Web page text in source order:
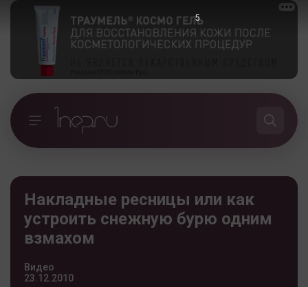
Накладные ресницы или как
устроить снежную бурю одним
взмахом
Видео
23.12.2010
5